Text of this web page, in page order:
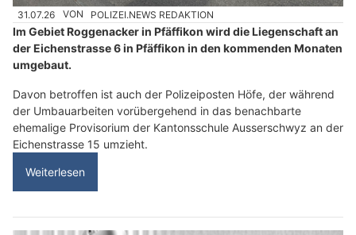
31.07.26 VON POLIZEI.NEWS REDAKTION
Im Gebiet Roggenacker in Pfäffikon wird die Liegenschaft an
der Eichenstrasse 6 in Pfäffikon in den kommenden Monaten
umgebaut.
Davon betroffen ist auch der Polizeiposten Höfe, der während
der Umbauarbeiten vorübergehend in das benachbarte
ehemalige Provisorium der Kantonsschule Ausserschwyz an der
Eichenstrasse 15 umzieht.
Weiterlesen